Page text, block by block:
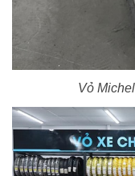
Vỏ